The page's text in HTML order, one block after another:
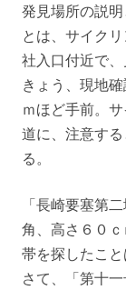
発見場所の説
とは、サイク
社入口付近で、
きょう、現地
ｍほど手前。
道に、注意す
る。
「長崎要塞第
角、高さ６０
帯を探したこ
さて、「第十